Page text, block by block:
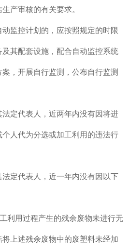
产审核的有关要求。
监控计划的，应按照规定的时限
其配套设施，配合自动监控系统
，开展自行监测，公布自行监测
定代表人，近两年内没有因将进
人代为分选或加工利用的违法行
定代表人，近一年内没有因以下
用过程产生的残余废物未进行无
上述残余废物中的废塑料未经加